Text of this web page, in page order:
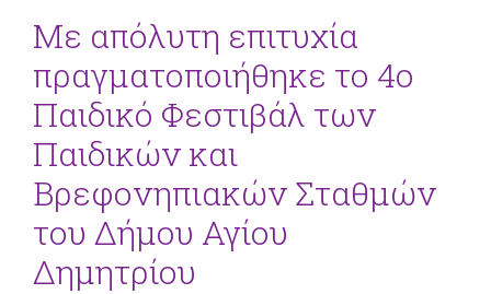
Με απόλυτη επιτυχία
πραγματοποιήθηκε το 4ο
Παιδικό Φεστιβάλ των
Παιδικών και
Βρεφονηπιακών Σταθμών
του Δήμου Αγίου
Δημητρίου